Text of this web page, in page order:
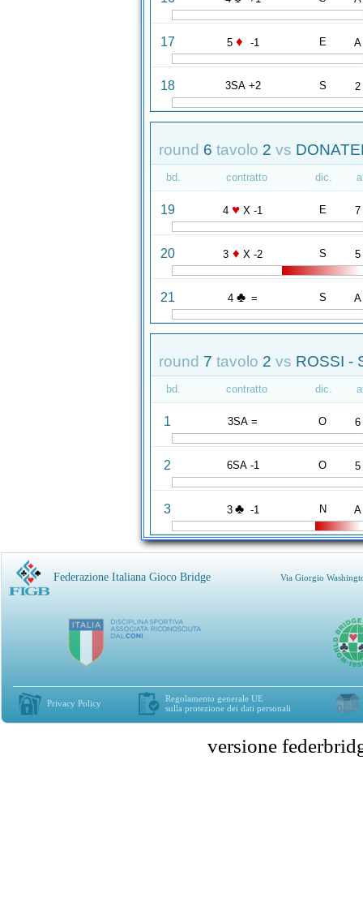
17 5 ♦ -1 E A
18 3SA +2 S 2
round 6 tavolo 2 vs
bd. contratto dic.
19 4 ♥ X -1 E 7
20 3 ♦ X -2 S 5
21 4 ♣ = S A
round 7 tavolo 2 vs ROSSI -
bd. contratto dic.
1 3SA = O 6
2 6SA -1 O 5
3 3 ♣ -1 N A
Federazione Italiana Gioco Bridge Via Giorgio
Privacy Policy
Regolamento generale UE
sulla protezione dei dati personali
versione